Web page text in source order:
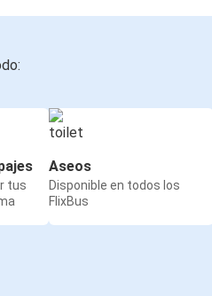
tus
Aseos
Disponible en todos los
FlixBus